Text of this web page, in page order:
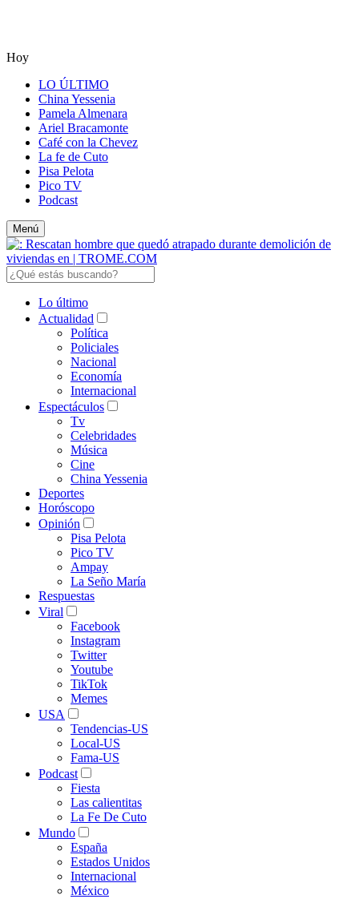
Hoy
LO ÚLTIMO
China Yessenia
Pamela Almenara
Ariel Bracamonte
Café con la Chevez
La fe de Cuto
Pisa Pelota
Pico TV
Podcast
Menú
Lo último
Actualidad
Política
Policiales
Nacional
Economía
Internacional
Espectáculos
Tv
Celebridades
Música
Cine
China Yessenia
Deportes
Horóscopo
Opinión
Pisa Pelota
Pico TV
Ampay
La Seño María
Respuestas
Viral
Facebook
Instagram
Twitter
Youtube
TikTok
Memes
USA
Tendencias-US
Local-US
Fama-US
Podcast
Fiesta
Las calientitas
La Fe De Cuto
Mundo
España
Estados Unidos
Internacional
México